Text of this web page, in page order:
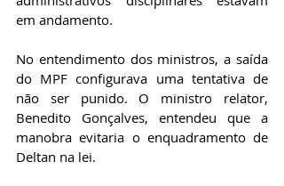
em andamento.
No entendimento dos ministros, a saída
do MPF configurava uma tentativa de
não ser punido. O ministro relator,
Benedito Gonçalves, entendeu que a
manobra evitaria o enquadramento de
Deltan na lei.